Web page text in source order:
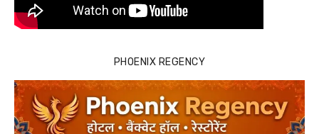
PHOENIX REGENCY